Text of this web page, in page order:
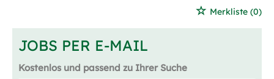
Merkliste (0)
JOBS PER E-MAIL
Kostenlos und passend zu Ihrer Suche